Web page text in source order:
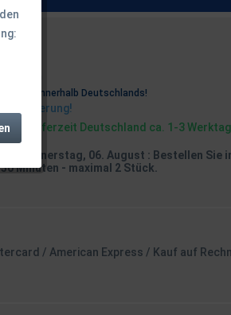
innerhalb Deutschlands!
Lieferung!
Lieferzeit Deutschland ca. 1-3
am Donnerstag, 06. August : Bestellen Sie
Minuten - maximal 2 Stück.
/ American Express / Kauf auf